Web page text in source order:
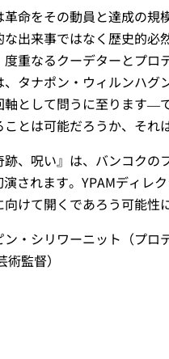
命をその動員と達成の規
出来事ではなく歴史的必
重なるクーデターとプロ
タナポン・ウィルンハグ
軸として問うに至ります—
とは可能だろうか、それ
、呪い』は、バンコクの
されます。YPAMディレ
けて開くであろう可能性
・シリワーニット（プロ
監督）